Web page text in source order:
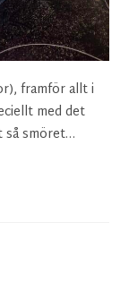
framför allt i
med det
så smöret…